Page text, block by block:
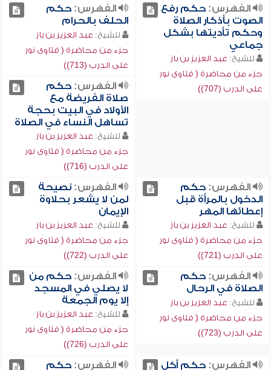
الفهرس:حكم رفع
الصوت بأذكار الصلاة
وحكم تأديتها بشكل
جماعي
للشيخ: عبد العزيز بن باز
جزء من محاضرة ( فتاوى نور
على الدرب (707))
الفهرس:حكم
الحلف بالحرام
للشيخ: عبد العزيز بن باز
جزء من محاضرة ( فتاوى نور
على الدرب (713))
الفهرس:حكم
صلاة الفريضة مع
الأولاد في البيت بحجة
تساهل النساء في الصلاة
للشيخ: عبد العزيز بن باز
جزء من محاضرة ( فتاوى نور
على الدرب (716))
الفهرس:حكم
الدخول بالمرأة قبل
إعطائها المهر
للشيخ: عبد العزيز بن باز
جزء من محاضرة ( فتاوى نور
على الدرب (721))
الفهرس:نصيحة
لمن لا يشعر بحلاوة
الإيمان
للشيخ: عبد العزيز بن باز
جزء من محاضرة ( فتاوى نور
على الدرب (722))
الفهرس:حكم
الصلاة في الرحال
للشيخ: عبد العزيز بن باز
جزء من محاضرة ( فتاوى نور
على الدرب (723))
الفهرس:حكم من
لا يصلي في المسجد
إلا يوم الجمعة
للشيخ: عبد العزيز بن باز
جزء من محاضرة ( فتاوى نور
على الدرب (726))
الفهرس:حكم أكل الفهرس:حكم